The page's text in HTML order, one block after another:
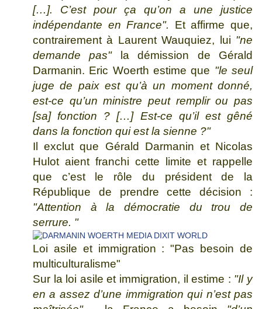
[…]. C’est pour ça qu’on a une justice
indépendante en France".
Et affirme que,
contrairement à Laurent Wauquiez, lui "ne
demande pas"la démission de Gérald
Darmanin. Eric Woerth estime que "le seul
juge de paix est qu’à un moment donné,
est-ce qu’un ministre peut remplir ou pas
[sa] fonction ? […] Est-ce qu’il est gêné
dans la fonction qui est la sienne ?"
Il exclut que Gérald Darmanin et Nicolas
Hulot aient franchi cette limite et rappelle
que c’est le rôle du président de la
République de prendre cette décision :
"Attention à la démocratie du trou de
serrure. "
Loi asile et immigration : "Pas besoin de
multiculturalisme"
Sur la loi asile et immigration, il estime : "Il y
en a assez d’une immigration qui n’est pas